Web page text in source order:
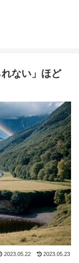
れない」ほど
2023.05.23
2023.05.22